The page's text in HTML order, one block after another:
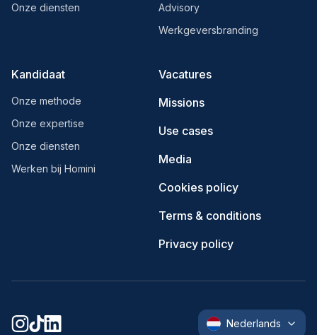
Onze diensten
Advisory
Werkgeversbranding
Kandidaat
Onze methode
Onze expertise
Onze diensten
Werken bij Homini
Vacatures
Missions
Use cases
Media
Cookies policy
Terms & conditions
Privacy policy
Nederlands